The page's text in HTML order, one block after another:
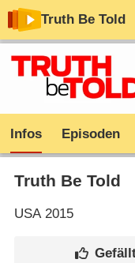
Truth Be Told
Infos Episoden
Truth Be Told
USA2015